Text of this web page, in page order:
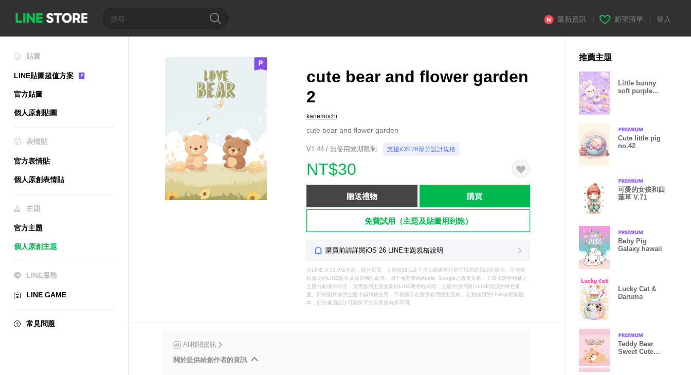
最新資訊 願望清單 登入
貼圖
LINE貼圖超值方案
官方貼圖
個人原創貼圖
表情貼
官方表情貼
個人原創表情貼
主題
官方主題
個人原創主題
LINE服務
LINE GAME
常見問題
cute bear and flower garden
2
kanemochi
cute bear and flower garden
V1.44 / 無使用效期限制 支援iOS 26部分設計規格
NT$30
贈送禮物 購買
免費試用（主題及貼圖用到飽）
購買前請詳閱iOS 26 LINE主題規格說明
自LINE 9.12.0版本起，部分頁面、功能按鈕以及下方功能選單只能呈現系統預設的圖示，可能會
根據您的LINE版本及裝置機型而異。因平台開發商Apple, Google之政策規格，主題小舖所刊載之
主題封面僅供示意，實際套用主題並開啟LINE應用程式時，主題封面將顯示LINE預設的綠色畫
面。部分圖片僅供主題小舖刊載使用，不會顯示在實際套用的主題內。若您使用的LINE非最新版
本，部分畫面設計可能與下方示意圖有所不同。
AI相關資訊
關於提供給創作者的資訊
推薦主題
Little bunny
soft purple
Cute little pig
no.42
可愛的女孩和四
葉草 V.71
Baby Pig
Galaxy hawaii
Lucky Cat &
Daruma
Teddy Bear
Sweet Cute